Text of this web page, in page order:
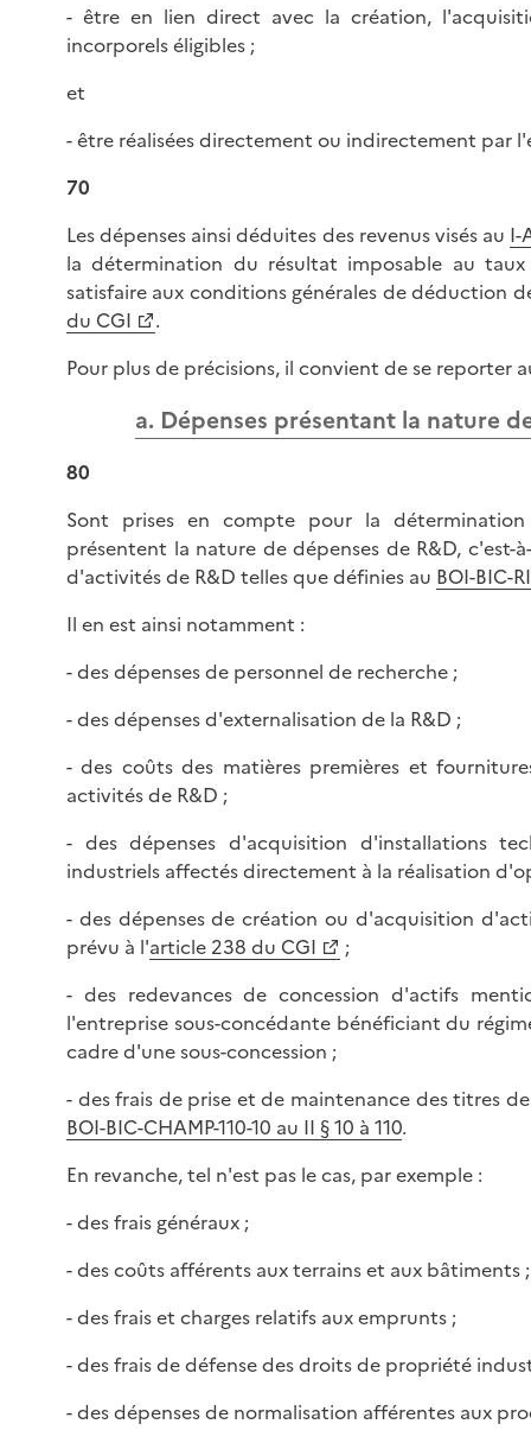
- être en lien direct avec la création,
incorporels éligibles ;
et
- être réalisées directement ou indirectement par
70
Les dépenses ainsi déduites des revenus visés au I-
la détermination du résultat imposable au
satisfaire aux conditions générales de déduction
du CGI
.
Pour plus de précisions, il convient de se reporter
a. Dépenses présentant la nature
80
Sont prises en compte pour la
présentent la nature de dépenses de R&D,
d'activités de R&D telles que définies au BOI-BIC-
Il en est ainsi notamment :
- des dépenses de personnel de recherche ;
- des dépenses d'externalisation de la R&D ;
- des coûts des matières premières et
activités de R&D ;
- des dépenses d'acquisition d'installations
industriels affectés directement à la réalisation
- des dépenses de création ou d'acquisition
prévu à l'article 238 du CGI
;
- des redevances de concession d'actifs
l'entreprise sous-concédante bénéficiant du
cadre d'une sous-concession ;
- des frais de prise et de maintenance des titres
BOI-BIC-CHAMP-110-10 au II § 10 à 110.
En revanche, tel n'est pas le cas, par exemple :
- des frais généraux ;
- des coûts afférents aux terrains et aux bâtiments ;
- des frais et charges relatifs aux emprunts ;
- des frais de défense des droits de propriété
- des dépenses de normalisation afférentes aux